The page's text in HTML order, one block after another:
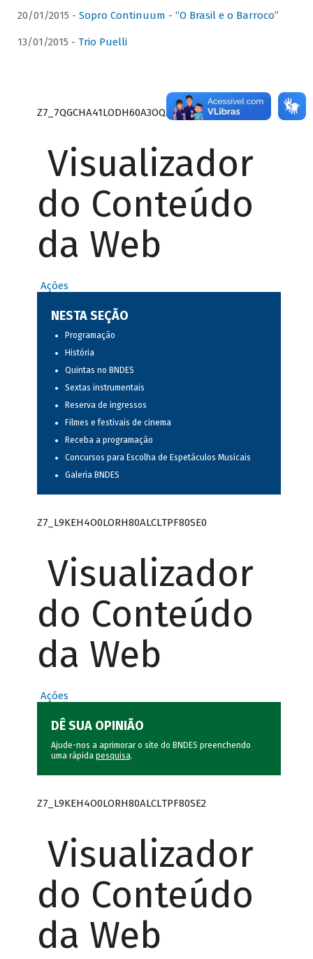
20/01/2015 - Sopro Continuum - “O Brasil e o Barroco”
13/01/2015 - Trio Puelli
Z7_7QGCHA41LODH60A3OQA8RN1415
Visualizador
do Conteúdo
da Web
Ações
NESTA SEÇÃO
Programação
História
Quintas no BNDES
Sextas instrumentais
Reserva de ingressos
Filmes e festivais de cinema
Receba a programação
Concursos para Escolha de Espetáculos Musicais
Galeria BNDES
Z7_L9KEH4O0LORH80ALCLTPF80SE0
Visualizador
do Conteúdo
da Web
Ações
DÊ SUA OPINIÃO
Ajude-nos a aprimorar o site do BNDES preenchendo
uma rápida pesquisa.
Z7_L9KEH4O0LORH80ALCLTPF80SE2
Visualizador
do Conteúdo
da Web